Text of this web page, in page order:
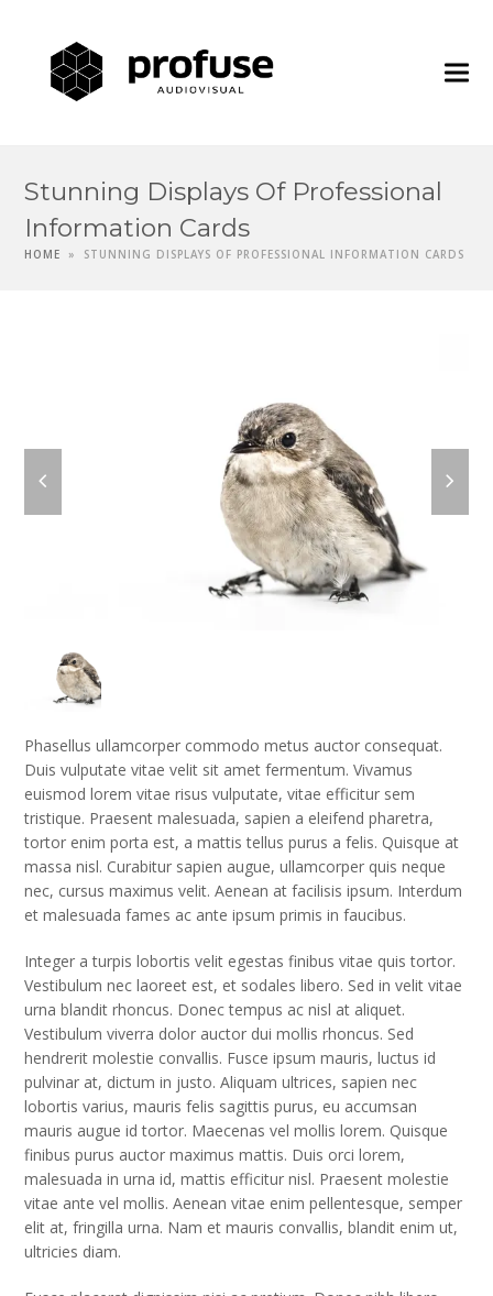
Stunning Displays Of Professional
Information Cards
HOME » STUNNING DISPLAYS OF PROFESSIONAL INFORMATION CARDS
Phasellus ullamcorper commodo metus auctor consequat.
Duis vulputate vitae velit sit amet fermentum. Vivamus
euismod lorem vitae risus vulputate, vitae efficitur sem
tristique. Praesent malesuada, sapien a eleifend pharetra,
tortor enim porta est, a mattis tellus purus a felis. Quisque at
massa nisl. Curabitur sapien augue, ullamcorper quis neque
nec, cursus maximus velit. Aenean at facilisis ipsum. Interdum
et malesuada fames ac ante ipsum primis in faucibus.
Integer a turpis lobortis velit egestas finibus vitae quis tortor.
Vestibulum nec laoreet est, et sodales libero. Sed in velit vitae
urna blandit rhoncus. Donec tempus ac nisl at aliquet.
Vestibulum viverra dolor auctor dui mollis rhoncus. Sed
hendrerit molestie convallis. Fusce ipsum mauris, luctus id
pulvinar at, dictum in justo. Aliquam ultrices, sapien nec
lobortis varius, mauris felis sagittis purus, eu accumsan
mauris augue id tortor. Maecenas vel mollis lorem. Quisque
finibus purus auctor maximus mattis. Duis orci lorem,
malesuada in urna id, mattis efficitur nisl. Praesent molestie
vitae ante vel mollis. Aenean vitae enim pellentesque, semper
elit at, fringilla urna. Nam et mauris convallis, blandit enim ut,
ultricies diam.